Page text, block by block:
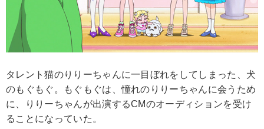
タレント猫のりりーちゃんに一目ぼれをしてしまった、犬
のもぐもぐ。もぐもぐは、憧れのりりーちゃんに会うため
に、りりーちゃんが出演するCMのオーディションを受け
ることになっていた。